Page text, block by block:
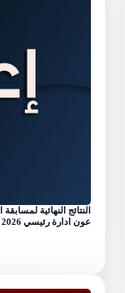
النتائج النهائية
عون ادارة رئيسي 2026